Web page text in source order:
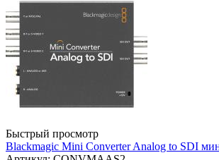
Быстрый просмотр
Blackmagic Mini Converter Analog to SDI